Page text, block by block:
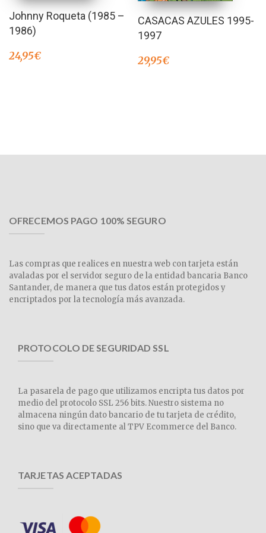
Johnny Roqueta (1985 –
1986)
24,95€
CASACAS AZULES 1995-
1997
29,95€
OFRECEMOS PAGO 100% SEGURO
Las compras que realices en nuestra web con tarjeta están
avaladas por el servidor seguro de la entidad bancaria Banco
Santander, de manera que tus datos están protegidos y
encriptados por la tecnología más avanzada.
PROTOCOLO DE SEGURIDAD SSL
La pasarela de pago que utilizamos encripta tus datos por
medio del protocolo SSL 256 bits. Nuestro sistema no
almacena ningún dato bancario de tu tarjeta de crédito,
sino que va directamente al TPV Ecommerce del Banco.
TARJETAS ACEPTADAS